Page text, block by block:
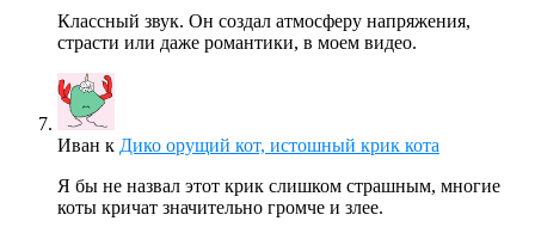
Классный звук. Он создал атмосферу напряжения,
страсти или даже романтики, в моем видео.
Иван к Дико орущий кот, истошный крик кота
Я бы не назвал этот крик слишком страшным, многие
коты кричат значительно громче и злее.